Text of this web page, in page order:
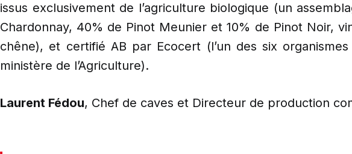
issus exclusivement de l’agriculture biologique (un
Chardonnay, 40% de Pinot Meunier et 10% de Pinot Noir,
chêne), et certifié AB par Ecocert (l’un des six
ministère de l’Agriculture).
Laurent Fédou, Chef de caves et Directeur de production